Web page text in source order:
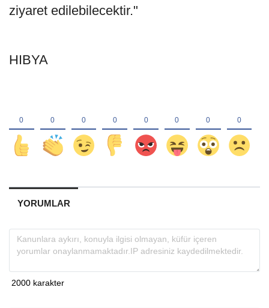
ziyaret edilebilecektir."
HIBYA
YORUMLAR